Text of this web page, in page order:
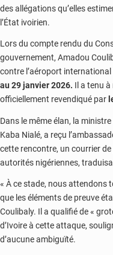
des allégations qu’elles
l’État ivoirien.
Lors du compte rendu du
gouvernement, Amadou
contre l’aéroport
au 29 janvier 2026. Il a tenu
officiellement revendiqué par
Dans le même élan, la
Kaba Nialé, a reçu
cette rencontre, un courrier
autorités nigériennes,
« À ce stade, nous attendons
que les éléments de preuve
Coulibaly. Il a qualifié de «
d’Ivoire à cette attaque,
d’aucune ambiguïté.